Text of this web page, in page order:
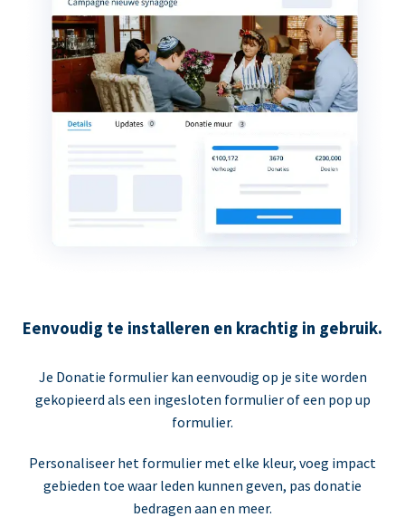
Eenvoudig te installeren en krachtig in gebruik.
Je Donatie formulier kan eenvoudig op je site worden
gekopieerd als een ingesloten formulier of een pop up
formulier.
Personaliseer het formulier met elke kleur, voeg impact
gebieden toe waar leden kunnen geven, pas donatie
bedragen aan en meer.